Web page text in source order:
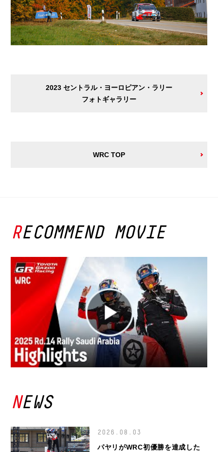
2023 セントラル・ヨーロピアン・ラリー
フォトギャラリー
WRC TOP
RECOMMEND MOVIE
NEWS
2026.08.03
パヤリがWRC初優勝を達成した